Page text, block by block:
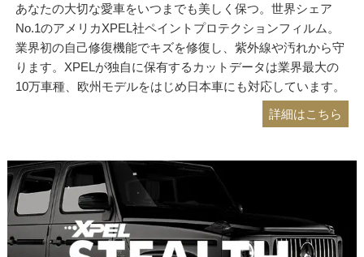
あなたの大切な愛車をいつまでも美しく保つ。世界シェア
No.1のアメリカXPEL社ペイントプロテクションフィルム。
業界初の自己修復機能でキズを修復し、紫外線や汚れから守
ります。XPELが独自に保有するカットデータは業界最大の
10万車種、欧州モデルをはじめ日本車にも対応しています。
詳細はこちら